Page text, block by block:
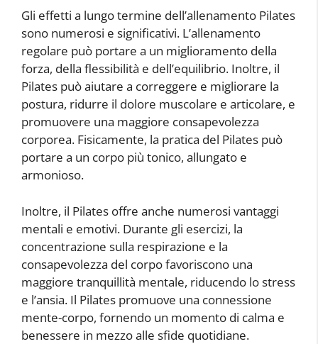
Gli effetti a lungo termine dell’allenamento Pilates
sono numerosi e significativi. L’allenamento
regolare può portare a un miglioramento della
forza, della flessibilità e dell’equilibrio. Inoltre, il
Pilates può aiutare a correggere e migliorare la
postura, ridurre il dolore muscolare e articolare, e
promuovere una maggiore consapevolezza
corporea. Fisicamente, la pratica del Pilates può
portare a un corpo più tonico, allungato e
armonioso.
Inoltre, il Pilates offre anche numerosi vantaggi
mentali e emotivi. Durante gli esercizi, la
concentrazione sulla respirazione e la
consapevolezza del corpo favoriscono una
maggiore tranquillità mentale, riducendo lo stress
e l’ansia. Il Pilates promuove una connessione
mente-corpo, fornendo un momento di calma e
benessere in mezzo alle sfide quotidiane.